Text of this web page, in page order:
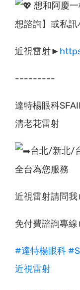
想和阿慶
想諮詢】或私訊
近視雷射►
---------
達特楊眼科
清老花雷射
台北/新北/
全台為您服務
近視雷射請問
免付費諮詢專
#達特楊眼科
近視雷射